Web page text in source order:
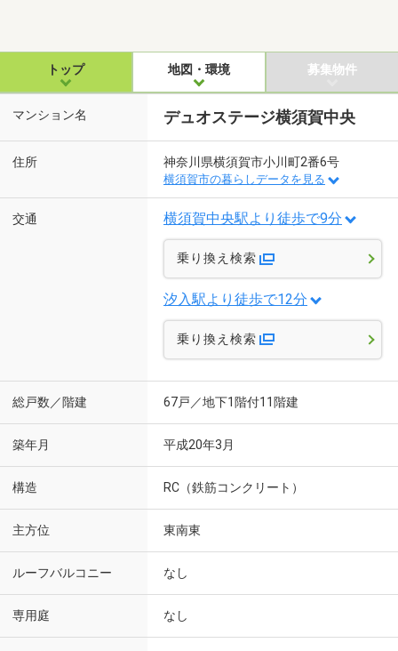
トップ 地図・環境 募集物件
マンション名 デュオステージ横須賀中央
住所 神奈川県横須賀市小川町2番6号
横須賀市の暮らしデータを見る
交通 横須賀中央駅より徒歩で9分
乗り換え検索
汐入駅より徒歩で12分
乗り換え検索
総戸数／階建 67戸／地下1階付11階建
築年月 平成20年3月
構造 RC（鉄筋コンクリート）
主方位 東南東
ルーフバルコニー なし
専用庭 なし